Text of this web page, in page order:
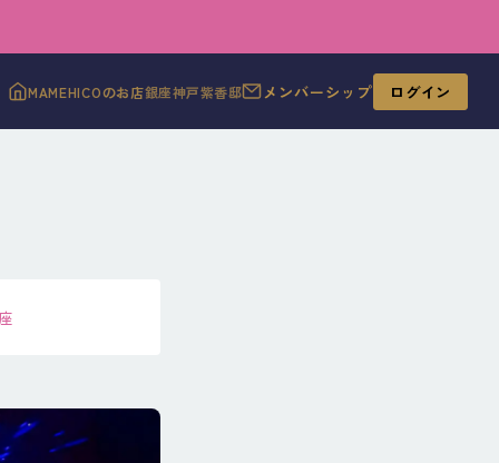
MAMEHICOのお店銀座神戸紫香邸 メンバーシップ ログイン